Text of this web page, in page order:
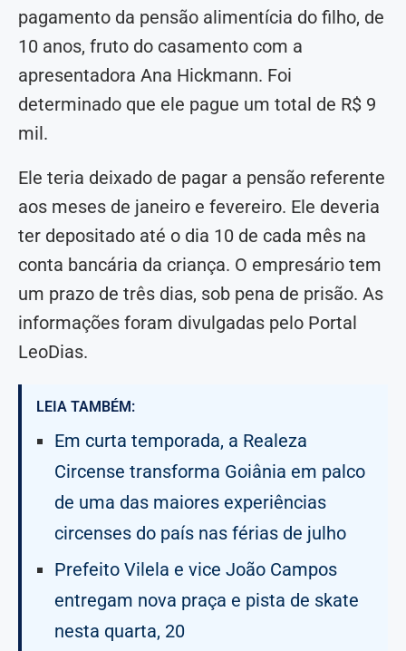
pagamento da pensão alimentícia do filho, de
10 anos, fruto do casamento com a
apresentadora Ana Hickmann. Foi
determinado que ele pague um total de R$ 9
mil.
Ele teria deixado de pagar a pensão referente
aos meses de janeiro e fevereiro. Ele deveria
ter depositado até o dia 10 de cada mês na
conta bancária da criança. O empresário tem
um prazo de três dias, sob pena de prisão. As
informações foram divulgadas pelo Portal
LeoDias.
LEIA TAMBÉM:
Em curta temporada, a Realeza
Circense transforma Goiânia em palco
de uma das maiores experiências
circenses do país nas férias de julho
Prefeito Vilela e vice João Campos
entregam nova praça e pista de skate
nesta quarta, 20